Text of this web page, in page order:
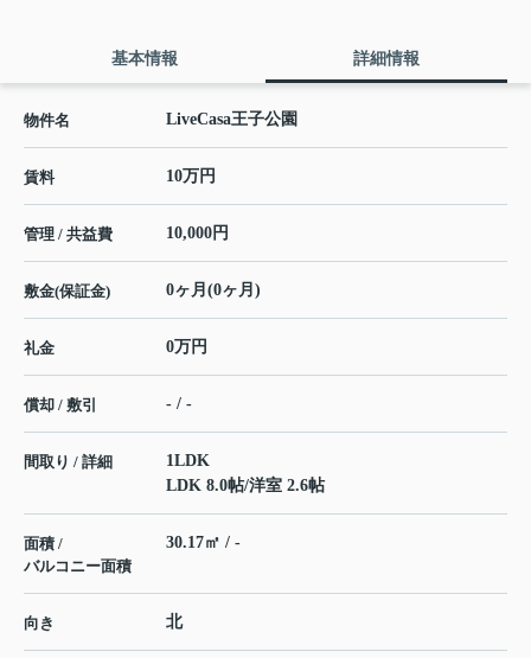
基本情報 詳細情報
物件名 LiveCasa王子公園
賃料 10万円
管理 / 共益費 10,000円
敷金(保証金) 0ヶ月(0ヶ月)
礼金 0万円
償却 / 敷引 - / -
間取り / 詳細
1LDK
LDK 8.0帖/洋室 2.6帖
面積 /
バルコニー面積
30.17㎡ / -
向き 北